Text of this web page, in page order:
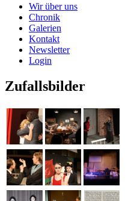
Wir über uns
Chronik
Galerien
Kontakt
Newsletter
Login
Zufallsbilder